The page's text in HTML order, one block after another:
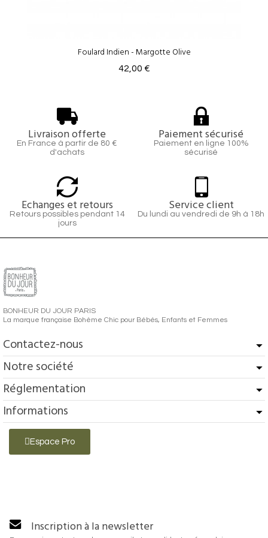
Foulard Indien - Margotte Olive
42,00 €
Livraison offerte
En France à partir de 80 €
d'achats
Paiement sécurisé
Paiement en ligne 100%
sécurisé
Echanges et retours
Retours possibles pendant 14
jours
Service client
Du lundi au vendredi de 9h à 18h
BONHEUR DU JOUR PARIS
La marque française Bohème Chic pour Bébés, Enfants et Femmes
Contactez-nous
Notre société
Réglementation
Informations
Espace Pro
Inscription à la newsletter